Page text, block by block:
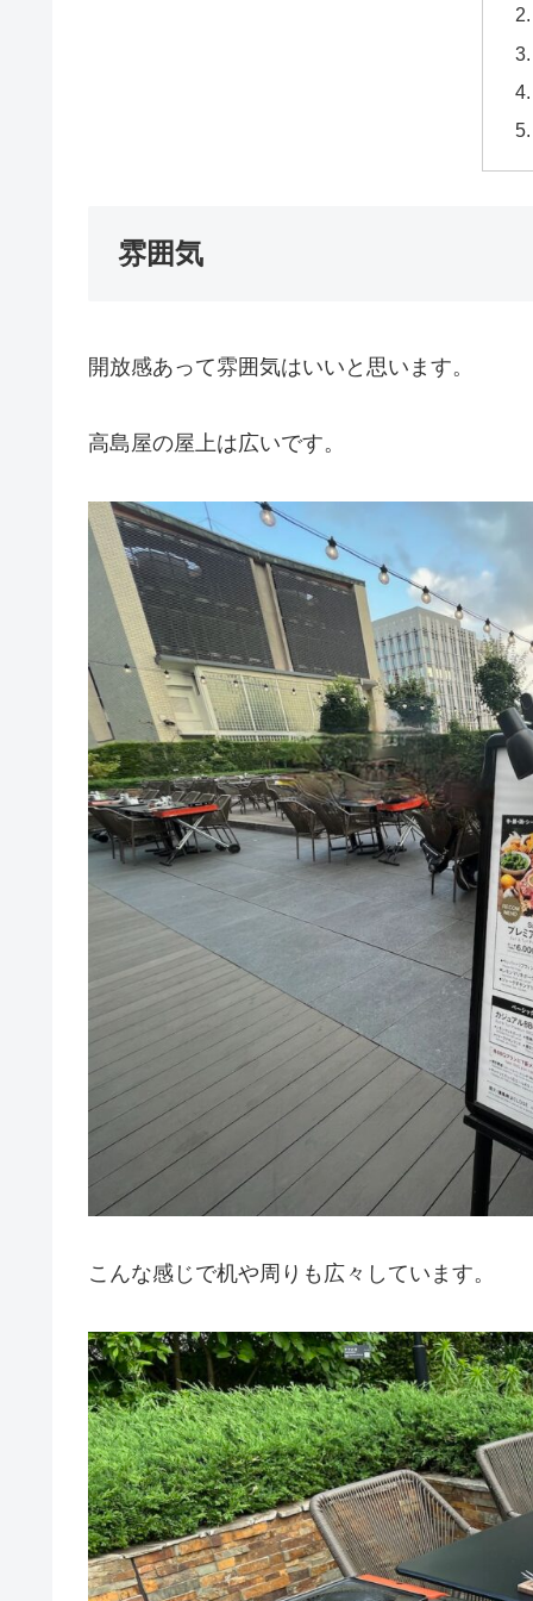
雰囲気
開放感あって雰囲気はいいと思います。
高島屋の屋上は広いです。
こんな感じで机や周りも広々しています。